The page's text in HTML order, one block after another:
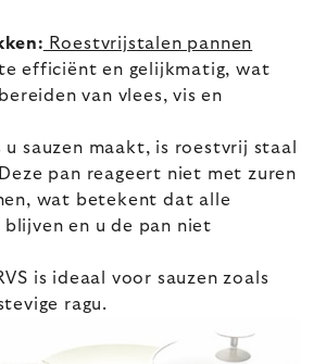
Roestvrijstalen pannen
efficiënt en gelijkmatig, wat
van vlees, vis en
u sauzen maakt, is roestvrij staal
pan reageert niet met zuren
wat betekent dat alle
blijven en u de pan niet
is ideaal voor sauzen zoals
ragu.